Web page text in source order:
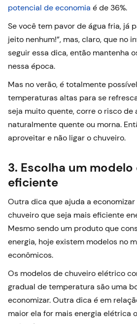
potencial de economia é de 36%.
Se você tem pavor de água fria, já
jeito nenhum!”, mas, claro, que no
seguir essa dica, então mantenha
nessa época.
Mas no verão, é totalmente
temperaturas altas para se
seja muito quente, corre o risco de
naturalmente quente ou morna.
aproveitar e não ligar o chuveiro.
3. Escolha um
eficiente
Outra dica que ajuda a
chuveiro que seja mais eficiente
Mesmo sendo um produto que
energia, hoje existem modelos no
econômicos.
Os modelos de chuveiro elétrico
gradual de temperatura são uma
economizar. Outra dica é em
maior ela for mais energia elétrica